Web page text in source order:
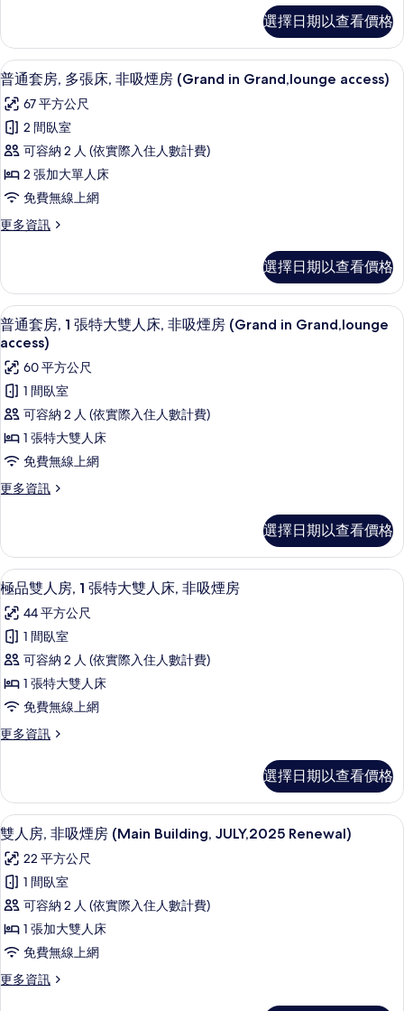
(Main
Building,
JULY,2025
Renewal)
的
所
有
相
房,
非
吸
煙
房
(Main
JULY,2025
Renewal)
的
詳
情
選擇日期以查看價格
顯
示
普
通
套
房,
多
張
非
吸
煙
房
(Grand
in
Grand,lounge
access)
的
所
片
普通套房, 多張床, 非吸煙房 (Grand
7
普通套房, 多張床, 非吸煙房 (Grand in Grand,lounge access)
67 平方公尺
2 間臥室
可容納 2 人 (依實際入住人數計費)
2 張加大單人床
免費無線上網
更多資訊
更
套
房,
多
張
非
吸
煙
房
(Grand
Grand,lounge
access)
的
選擇日期以查看價格
顯
示
普
通
套
房,
1
特
雙
人
床,
非
吸
煙
房
(Grand
in
的
所
有
相
片
普通套房, 1 張特大雙人床, 非吸煙房
7
普通套房, 1 張特大雙人床, 非吸煙房 (Grand in Grand,lounge
access)
60 平方公尺
1 間臥室
可容納 2 人 (依實際入住人數計費)
1 張特大雙人床
免費無線上網
更多資訊
更
套
房,
1
特
大
人
床,
非
吸
煙
Grand,lounge
access)
的
詳
情
選擇日期以查看價格
顯
示
極
品
雙
人
房,
1
特
大
雙
人
床,
非
吸
煙
房
羽絨被、遮光布/窗簾、免費無線上網
7
極品雙人房, 1 張特大雙人床, 非吸煙房
44 平方公尺
1 間臥室
可容納 2 人 (依實際入住人數計費)
1 張特大雙人床
免費無線上網
更多資訊
更
雙
人
房,
張
特
雙
人
床,
非
吸
選擇日期以查看價格
顯
示
雙
人
房,
非
吸
煙
雙人房, 非吸煙房 (Main Building,
4
雙人房, 非吸煙房 (Main Building, JULY,2025 Renewal)
22 平方公尺
1 間臥室
可容納 2 人 (依實際入住人數計費)
1 張加大雙人床
免費無線上網
更多資訊
更